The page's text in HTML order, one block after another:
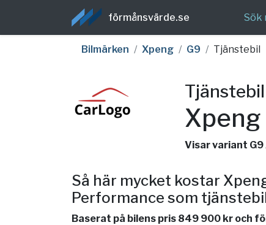
förmånsvärde.se Sök
Bilmärken Xpeng G9 Tjänstebil
Tjänstebil
Xpeng
Visar variant
Så här mycket kostar
Performance som
Baserat på bilens pris 849 900 kr och